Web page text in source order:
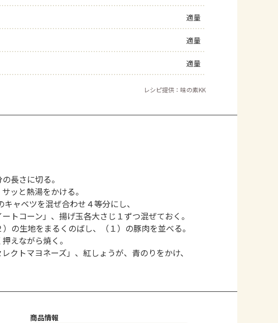
適量
適量
適量
レシピ提供：味の素KK
長さに切る。
ッと熱湯をかける。
ャベツを混ぜ合わせ４等分にし、
トコーン」、揚げ玉各大さじ１ずつ混ぜておく。
の生地をまるくのばし、（１）の豚肉を並べる。
えながら焼く。
クトマヨネーズ」、紅しょうが、青のりをかけ、
商品情報